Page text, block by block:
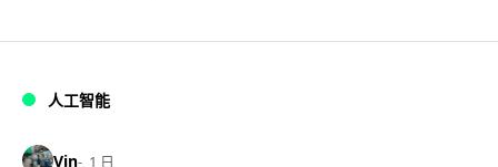
人工智能
Vin 1 日